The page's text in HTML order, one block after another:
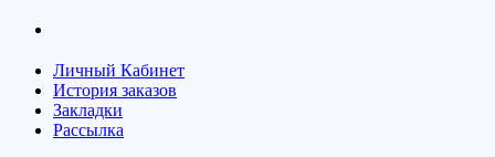
Личный Кабинет
История заказов
Закладки
Рассылка